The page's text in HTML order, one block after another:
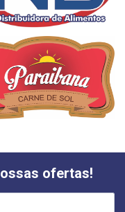
ofertas!